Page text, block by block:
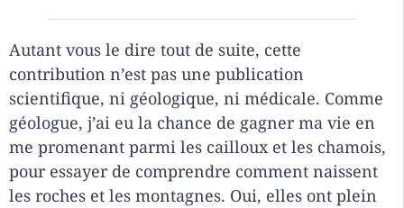
Autant vous le dire tout de suite, cette
contribution n’est pas une publication
scientifique, ni géologique, ni médicale. Comme
géologue, j’ai eu la chance de gagner ma vie en
me promenant parmi les cailloux et les chamois,
pour essayer de comprendre comment naissent
les roches et les montagnes. Oui, elles ont plein